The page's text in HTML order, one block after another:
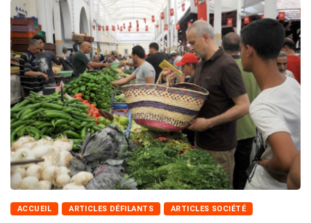
ACCUEIL ARTICLES DÉFILANTS ARTICLES SOCIÉTÉ